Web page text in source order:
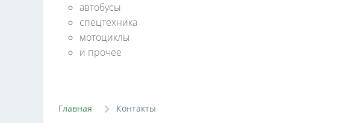
автобусы
спецтехника
мотоциклы
и прочее
Главная Контакты